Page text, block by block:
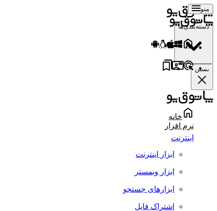
منو
دسته‌بندی‌ها
بستن
خانه
نرم افزار
اینترنت
ابزار اینترنت
ابزار وبمستر
ابزارهای جستجو
اشتراک فایل